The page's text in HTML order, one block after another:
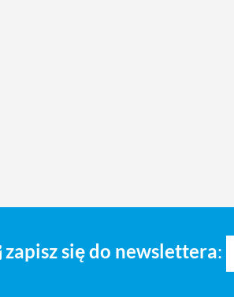
zapisz się do newslettera: